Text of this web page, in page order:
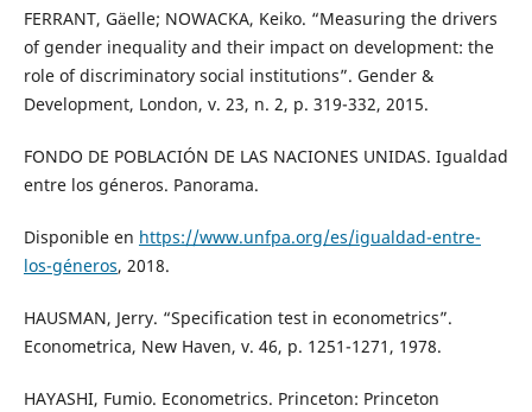
FERRANT, Gäelle; NOWACKA, Keiko. “Measuring the drivers
of gender inequality and their impact on development: the
role of discriminatory social institutions”. Gender &
Development, London, v. 23, n. 2, p. 319-332, 2015.
FONDO DE POBLACIÓN DE LAS NACIONES UNIDAS. Igualdad
entre los géneros. Panorama.
Disponible en https://www.unfpa.org/es/igualdad-entre-
los-géneros, 2018.
HAUSMAN, Jerry. “Specification test in econometrics”.
Econometrica, New Haven, v. 46, p. 1251-1271, 1978.
HAYASHI, Fumio. Econometrics. Princeton: Princeton